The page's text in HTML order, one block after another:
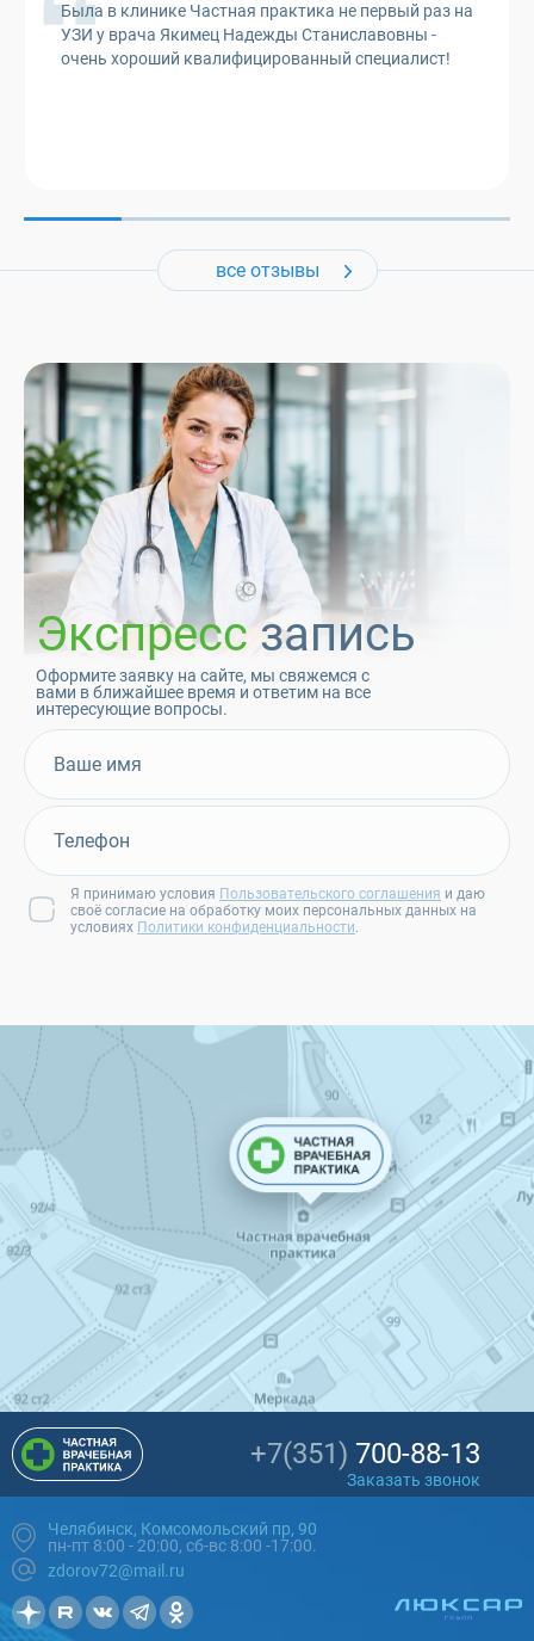
Была в клинике Частная практика не первый раз на
УЗИ у врача Якимец Надежды Станиславовны -
очень хороший квалифицированный специалист!
все отзывы
Экспрессзапись
Оформите заявку на сайте, мы свяжемся с
вами в ближайшее время и ответим на все
интересующие вопросы.
Я принимаю условия Пользовательского соглашения и даю
своё согласие на обработку моих персональных данных на
условиях Политики конфиденциальности.
+7(351) 700-88-13
Заказать звонок
Челябинск, Комсомольский пр, 90
пн-пт 8:00 - 20:00, сб-вс 8:00 -17:00.
zdorov72@mail.ru